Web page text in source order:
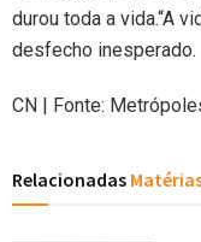
durou toda a vida.“A
desfecho inesperado.
CN | Fonte:
Relacionadas